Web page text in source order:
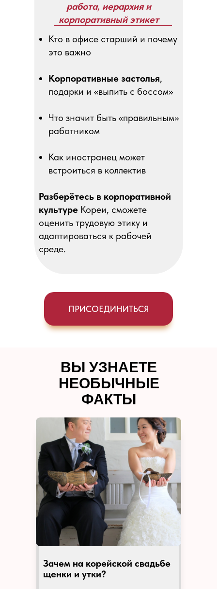
ПРИСОЕДИНИТЬСЯ
работа, иерархия и
корпоративный этикет
Кто в офисе старший и почему
это важно
Корпоративные застолья,
подарки и «выпить с боссом»
Что значит быть «правильным»
работником
Как иностранец может
встроиться в коллектив
Разберётесь в корпоративной
культуре Кореи, сможете
оценить трудовую этику и
адаптироваться к рабочей
среде.
ВЫ УЗНАЕТЕ
НЕОБЫЧНЫЕ
ФАКТЫ
Зачем на корейской свадьбе
щенки и утки?